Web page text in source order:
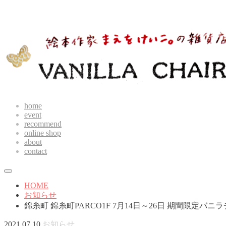
home
event
recommend
online shop
about
contact
HOME
お知らせ
錦糸町 錦糸町PARCO1F 7月14日～26日 期間限定バニラ
2021.07.10 お知らせ